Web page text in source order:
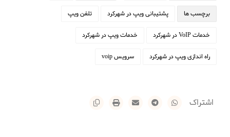
برچسب ها پشتیبانی ویپ در شهرکرد تلفن ویپ
خدمات VoIP در شهرکرد خدمات ویپ در شهرکرد
راه اندازی ویپ در شهرکرد سرویس voip